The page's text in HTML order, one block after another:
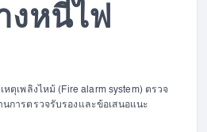
งหนีไฟ
เพลิงไหม้ (Fire alarm system) ตรวจ
การตรวจรับรองและข้อเสนอแนะ